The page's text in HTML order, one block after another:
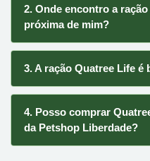
2. Onde encontro a
próxima de mim?
3. A ração Quatree Life é
4. Posso comprar
da Petshop Liberdade?